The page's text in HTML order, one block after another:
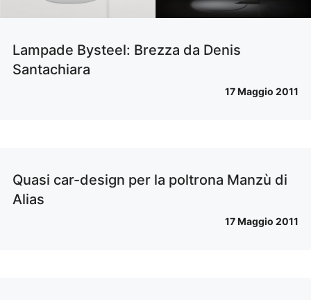
Lampade Bysteel: Brezza da Denis
Santachiara
17 Maggio 2011
Quasi car-design per la poltrona Manzù di
Alias
17 Maggio 2011